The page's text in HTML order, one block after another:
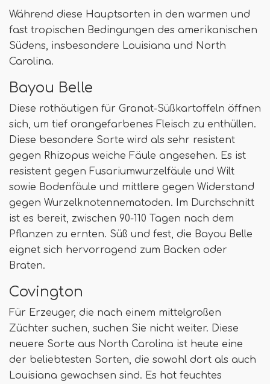
Während diese Hauptsorten in den warmen und
fast tropischen Bedingungen des amerikanischen
Südens, insbesondere Louisiana und North
Carolina.
Bayou Belle
Diese rothäutigen für Granat-Süßkartoffeln öffnen
sich, um tief orangefarbenes Fleisch zu enthüllen.
Diese besondere Sorte wird als sehr resistent
gegen Rhizopus weiche Fäule angesehen. Es ist
resistent gegen Fusariumwurzelfäule und Wilt
sowie Bodenfäule und mittlere gegen Widerstand
gegen Wurzelknotennematoden. Im Durchschnitt
ist es bereit, zwischen 90-110 Tagen nach dem
Pflanzen zu ernten. Süß und fest, die Bayou Belle
eignet sich hervorragend zum Backen oder
Braten.
Covington
Für Erzeuger, die nach einem mittelgroßen
Züchter suchen, suchen Sie nicht weiter. Diese
neuere Sorte aus North Carolina ist heute eine
der beliebtesten Sorten, die sowohl dort als auch
Louisiana gewachsen sind. Es hat feuchtes